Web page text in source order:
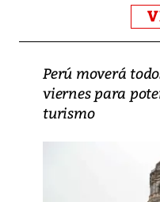
Perú moverá
viernes para
turismo